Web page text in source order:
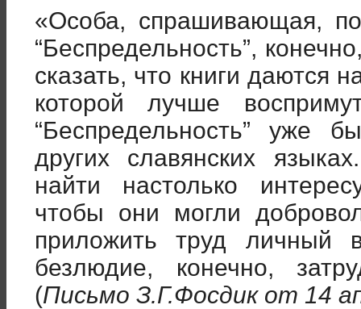
«Особа, спрашивающая,
“Беспредельность”,
сказать, что книги даются
которой лучше
“Беспредельность” уже
других славянских
найти настолько
чтобы они могли
приложить труд
безлюдие, конечно,
(Письмо З.Г.Фосдик от 14